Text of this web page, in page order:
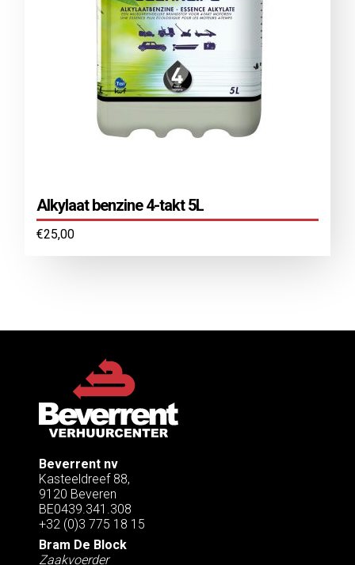
Alkylaat benzine 4-takt 5L
€25,00
Beverrent nv
Kasteeldreef 88,
9120 Beveren
BE0439.341.308
+32 (0)3 775 18 15
Bram De Block
Zaakvoerder